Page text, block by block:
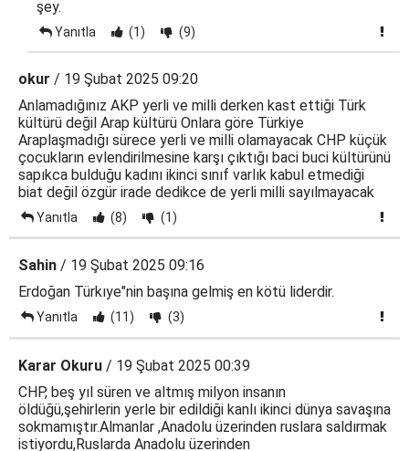
şey.
Yanıtla (1) (9)
okur / 19 Şubat 2025 09:20
Anlamadığınız AKP yerli ve milli derken kast ettiği Türk
kültürü değil Arap kültürü Onlara göre Türkiye
Araplaşmadığı sürece yerli ve milli olamayacak CHP küçük
çocukların evlendirilmesine karşı çıktığı baci buci kültürünü
sapıkca bulduğu kadını ikinci sınıf varlık kabul etmediği
biat değil özgür irade dedikce de yerli milli sayılmayacak
Yanıtla (8) (1)
Sahin / 19 Şubat 2025 09:16
Erdoğan Türkıye"nin başına gelmiş en kötü liderdir.
Yanıtla (11) (3)
Karar Okuru / 19 Şubat 2025 00:39
CHP, beş yıl süren ve altmış milyon insanın
öldüğü,şehirlerin yerle bir edildiği kanlı ikinci dünya savaşına
sokmamıştır.Almanlar ,Anadolu üzerinden ruslara saldırmak
istiyordu,Ruslarda Anadolu üzerinden